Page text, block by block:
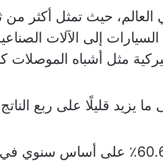
حيث تمثل أكثر من
إلى الآلات
مثل أشباه
في عام 2020، على ما يزيد قليلًا
قفزت الصادرات في الصين بنسبة 60.6٪